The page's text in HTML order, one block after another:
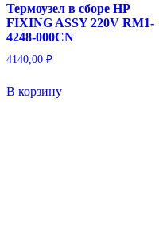
Термоузел в сборе HP
FIXING ASSY 220V RM1-
4248-000CN
4140,00 ₽
В корзину